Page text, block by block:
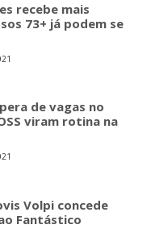
recebe mais
73+ já podem se
de vagas no
viram rotina na
Volpi concede
Fantástico